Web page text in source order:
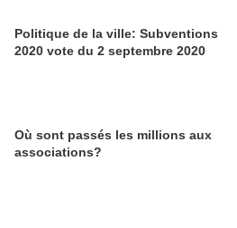
Politique de la ville: Subventions
2020 vote du 2 septembre 2020
Où sont passés les millions aux
associations?